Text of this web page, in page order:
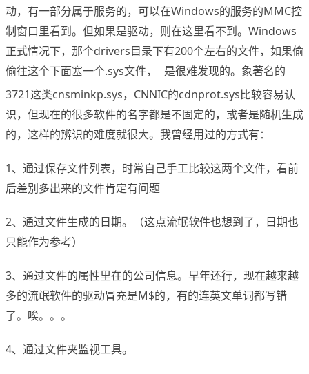
动，有一部分属于服务的，可以在Windows的服务的MMC控
制窗口里看到。但如果是驱动，则在这里看不到。Windows
正式情况下，那个drivers目录下有200个左右的文件，如果偷
偷往这个下面塞一个.sys文件，
是很难发现的。象著名的
3721这类cnsminkp.sys，CNNIC的cdnprot.sys比较容易认
识，但现在的很多软件的名字都是不固定的，或者是随机生成
的，这样的辨识的难度就很大。我曾经用过的方式有：
1、通过保存文件列表，时常自己手工比较这两个文件，看前
后差别多出来的文件肯定有问题
2、通过文件生成的日期。（这点流氓软件也想到了，日期也
只能作为参考）
3、通过文件的属性里在的公司信息。早年还行，现在越来越
多的流氓软件的驱动冒充是M$的，有的连英文单词都写错
了。唉。。。
4、通过文件夹监视工具。